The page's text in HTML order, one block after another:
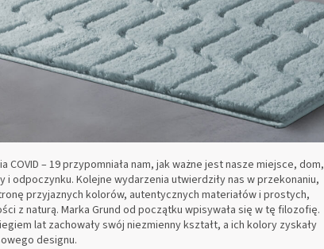
– 19 przypomniała nam, jak ważne jest nasze miejsce, dom,
odpoczynku. Kolejne wydarzenia utwierdziły nas w przekonaniu,
przyjaznych kolorów, autentycznych materiałów i prostych,
z naturą. Marka Grund od początku wpisywała się w tę filozofię.
lat zachowały swój niezmienny kształt, a ich kolory zyskały
designu.